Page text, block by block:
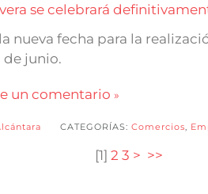
nueva fecha para la
de junio.
un comentario
CATEGORÍAS: Comercios
[1] 2 3 > >>